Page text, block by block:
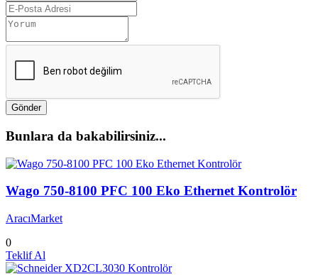
Gönder
Bunlara da bakabilirsiniz...
Wago 750-8100 PFC 100 Eko Ethernet Kontrolör
AracıMarket
0
Teklif Al